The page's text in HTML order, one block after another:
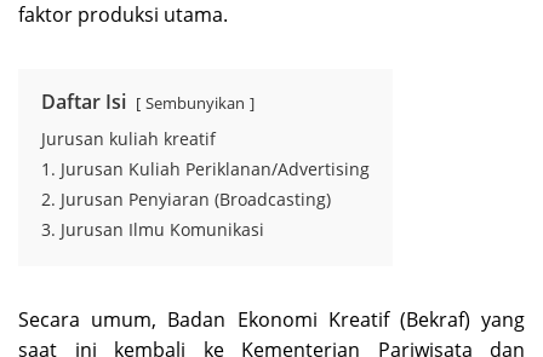
faktor produksi utama.
Daftar Isi Sembunyikan
Jurusan kuliah kreatif
1. Jurusan Kuliah Periklanan/Advertising
2. Jurusan Penyiaran (Broadcasting)
3. Jurusan Ilmu Komunikasi
Secara umum, Badan Ekonomi Kreatif (Bekraf) yang
saat ini kembali ke Kementerian Pariwisata dan